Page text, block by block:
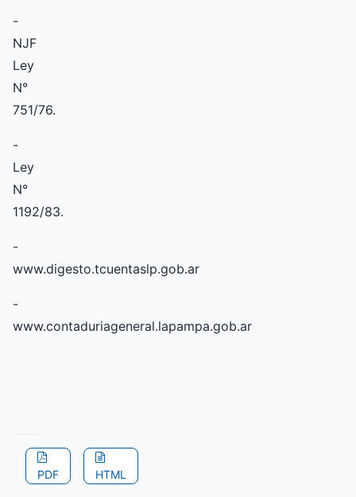
-
NJF
Ley
N°
751/76.
-
Ley
N°
1192/83.
-
www.digesto.tcuentaslp.gob.ar
-
www.contaduriageneral.lapampa.gob.ar
PDF HTML